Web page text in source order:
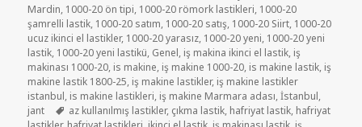
Mardin, 1000-20 ön tipi, 1000-20 römork lastikleri, 1000-20
şamrelli lastik, 1000-20 satım, 1000-20 satış, 1000-20 Siirt, 1000-20
ucuz ikinci el lastikler, 1000-20 yarasız, 1000-20 yeni, 1000-20 yeni
lastik, 1000-20 yeni lastikü, Genel, iş makina ikinci el lastik, iş
makinası 1000-20, is makine, iş makine 1000-20, is makine lastik, iş
makine lastik 1800-25, iş makine lastikler, iş makine lastikler
istanbul, is makine lastikleri, iş makine Marmara adası,İstanbul,
jant
Etiketler
az kullanılmış lastikler, çıkma lastik, hafriyat lastik, hafriyat